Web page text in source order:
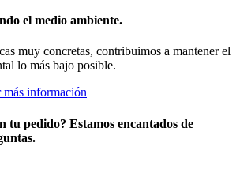
el medio ambiente.
muy concretas, contribuimos a mantener el
lo más bajo posible.
información
tu pedido? Estamos encantados de